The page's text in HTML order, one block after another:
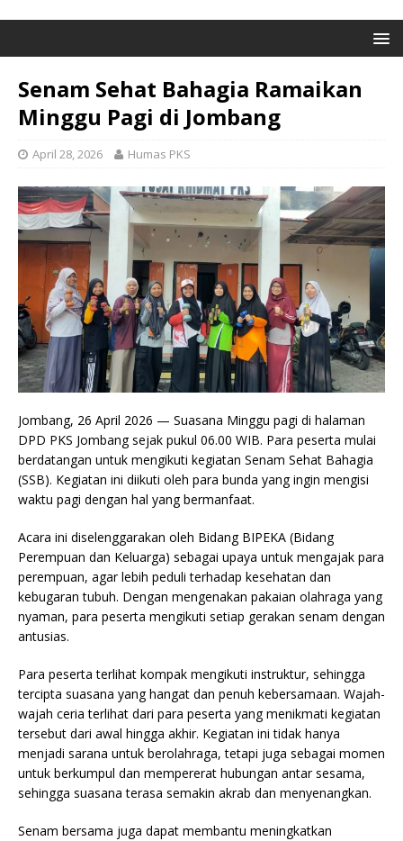
Senam Sehat Bahagia Ramaikan
Minggu Pagi di Jombang
April 28, 2026 Humas PKS
Jombang, 26 April 2026 — Suasana Minggu pagi di halaman
DPD PKS Jombang sejak pukul 06.00 WIB. Para peserta mulai
berdatangan untuk mengikuti kegiatan Senam Sehat Bahagia
(SSB). Kegiatan ini diikuti oleh para bunda yang ingin mengisi
waktu pagi dengan hal yang bermanfaat.
Acara ini diselenggarakan oleh Bidang BIPEKA (Bidang
Perempuan dan Keluarga) sebagai upaya untuk mengajak para
perempuan, agar lebih peduli terhadap kesehatan dan
kebugaran tubuh. Dengan mengenakan pakaian olahraga yang
nyaman, para peserta mengikuti setiap gerakan senam dengan
antusias.
Para peserta terlihat kompak mengikuti instruktur, sehingga
tercipta suasana yang hangat dan penuh kebersamaan. Wajah-
wajah ceria terlihat dari para peserta yang menikmati kegiatan
tersebut dari awal hingga akhir. Kegiatan ini tidak hanya
menjadi sarana untuk berolahraga, tetapi juga sebagai momen
untuk berkumpul dan mempererat hubungan antar sesama,
sehingga suasana terasa semakin akrab dan menyenangkan.
Senam bersama juga dapat membantu meningkatkan